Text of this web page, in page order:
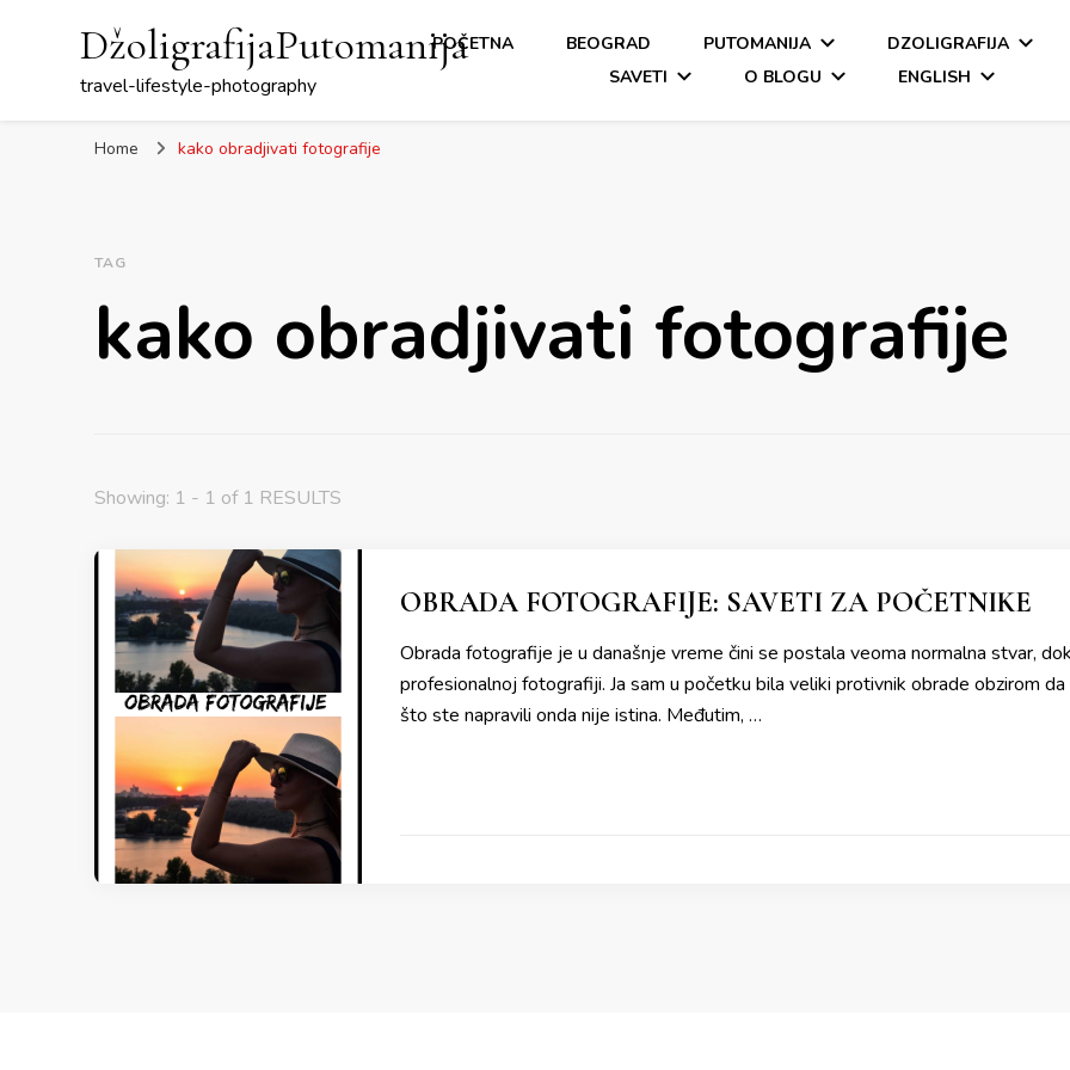
DžoligrafijaPutomanija
travel-lifestyle-photography
POČETNA BEOGRAD PUTOMANIJA DZOLIGRAFIJA
SAVETI
O BLOGU ENGLISH
Home kako obradjivati fotografije
TAG
kako obradjivati fotografije
Showing: 1 - 1 of 1 RESULTS
OBRADA FOTOGRAFIJE: SAVETI ZA POČETNIKE
Obrada fotografije je u današnje vreme čini se postala veoma normalna stvar,
profesionalnoj fotografiji. Ja sam u početku bila veliki protivnik obrade obzirom
što ste napravili onda nije istina. Međutim, …